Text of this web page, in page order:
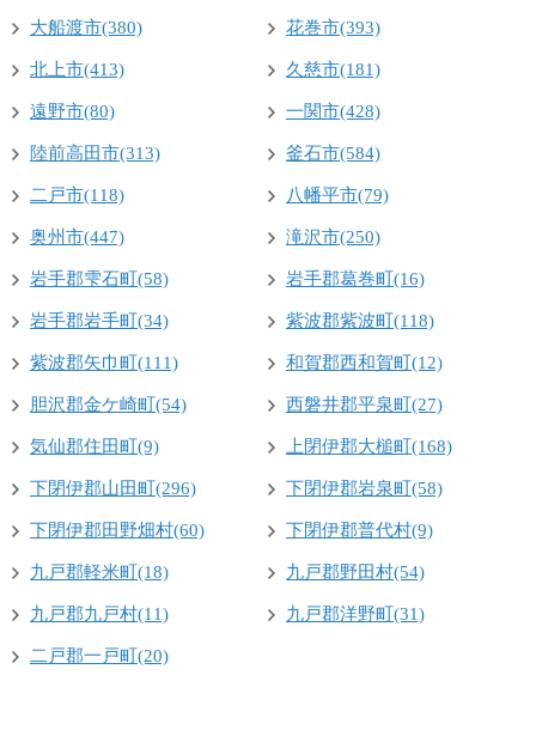
大船渡市(380) 花巻市(393)
北上市(413) 久慈市(181)
遠野市(80) 一関市(428)
陸前高田市(313) 釜石市(584)
二戸市(118) 八幡平市(79)
奥州市(447) 滝沢市(250)
岩手郡雫石町(58) 岩手郡葛巻町(16)
岩手郡岩手町(34) 紫波郡紫波町(118)
紫波郡矢巾町(111) 和賀郡西和賀町(12)
胆沢郡金ケ崎町(54) 西磐井郡平泉町(27)
気仙郡住田町(9) 上閉伊郡大槌町(168)
下閉伊郡山田町(296) 下閉伊郡岩泉町(58)
下閉伊郡田野畑村(60) 下閉伊郡普代村(9)
九戸郡軽米町(18) 九戸郡野田村(54)
九戸郡九戸村(11) 九戸郡洋野町(31)
二戸郡一戸町(20)